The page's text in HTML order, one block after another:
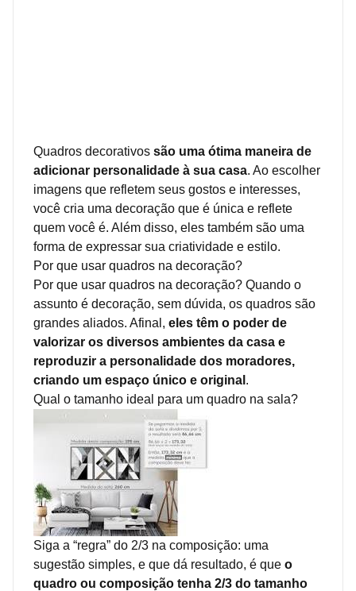
Quadros decorativos são uma ótima maneira de
adicionar personalidade à sua casa. Ao escolher
imagens que refletem seus gostos e interesses,
você cria uma decoração que é única e reflete
quem você é. Além disso, eles também são uma
forma de expressar sua criatividade e estilo.
Por que usar quadros na decoração?
Por que usar quadros na decoração? Quando o
assunto é decoração, sem dúvida, os quadros são
grandes aliados. Afinal, eles têm o poder de
valorizar os diversos ambientes da casa e
reproduzir a personalidade dos moradores,
criando um espaço único e original .
Qual o tamanho ideal para um quadro na sala?
Siga a “regra” do 2/3 na composição: uma
sugestão simples, e que dá resultado, é que o
quadro ou composição tenha 2/3 do tamanho